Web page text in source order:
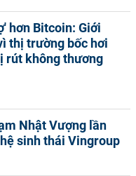
hơn Bitcoin: Giới
thị trường bốc hơi
rút không thương
Nhật Vượng lần
sinh thái Vingroup